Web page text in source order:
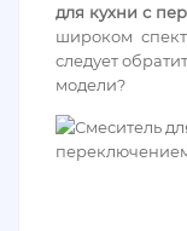
для кухни с
широком
следует
модели?